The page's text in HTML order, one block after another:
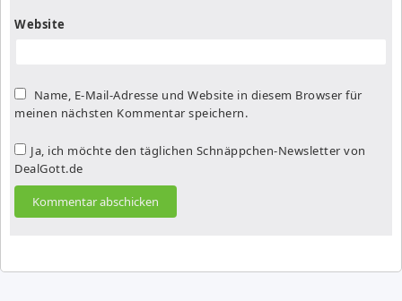
Website
Name, E-Mail-Adresse und Website in diesem Browser für
meinen nächsten Kommentar speichern.
Ja, ich möchte den täglichen Schnäppchen-Newsletter von
DealGott.de